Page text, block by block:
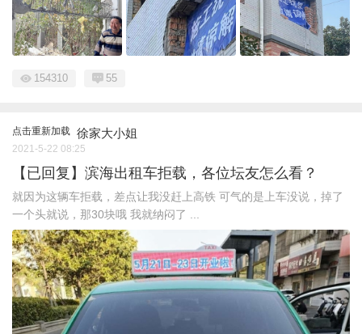
154310 55
点击重新加载 徐家大小姐
2021-5-22 08:25
【已回复】滨海出租车拒载，各位坛友怎么看？
就因为这辆车拒载，差点让我没赶上高铁 可气的是上车没说，掉了
一个头就说，那30块哦 我就纳闷了 ...